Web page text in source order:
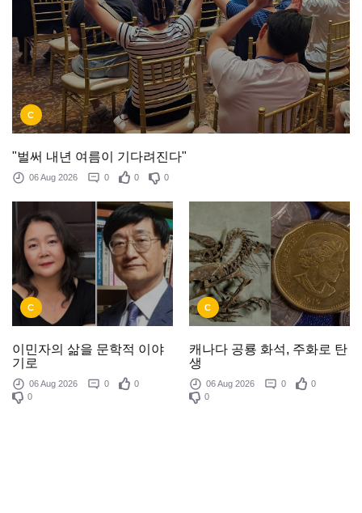
C
"벌써 내년 여름이 기다려진다"
06 Aug 2026 0 0 0
C
이민자의 삶을 문학적 이야
기로
06 Aug 2026 0
0
0
C
캐나다 공룡 화석, 주화로 탄
생
06 Aug 2026 0
0
0